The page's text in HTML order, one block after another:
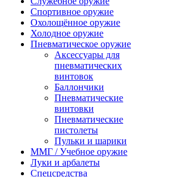
Спортивное оружие
Охолощённое оружие
Холодное оружие
Пневматическое оружие
Аксессуары для
пневматических
винтовок
Баллончики
Пневматические
винтовки
Пневматические
пистолеты
Пульки и шарики
ММГ / Учебное оружие
Луки и арбалеты
Спецсредства